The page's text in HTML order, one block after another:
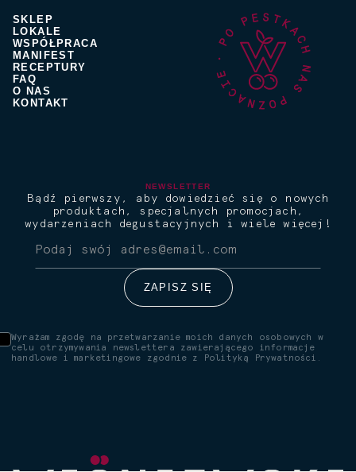
odsłonie. Idealny balans
SKLEP
LOKALE
WSPÓŁPRACA
MANIFEST
RECEPTURY
FAQ
O NAS
KONTAKT
NEWSLETTER
Bądź pierwszy, aby dowiedzieć się o nowych
produktach, specjalnych promocjach,
wydarzeniach degustacyjnych i wiele więcej!
Wyrażam zgodę na przetwarzanie moich danych osobowych w
celu otrzymywania newslettera zawierającego informacje
handlowe i marketingowe zgodnie z
Polityką Prywatności.